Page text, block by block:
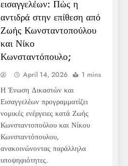
εισαγγελέων: Πώς η
αντιδρά στην επίθεση από
Ζωής Κωνσταντοπούλου
και Νίκο
Κωνσταντόπουλο;
April 14, 2026 1 mins
Η Ένωση Δικαστών και
Εισαγγελέων προγραμματίζει
νομικές ενέργειες κατά Ζωής
Κωνσταντοπούλου και Νίκου
Κωνσταντόπουλου,
ανακοινώνοντας παράλληλα
υποψηφιότητες.